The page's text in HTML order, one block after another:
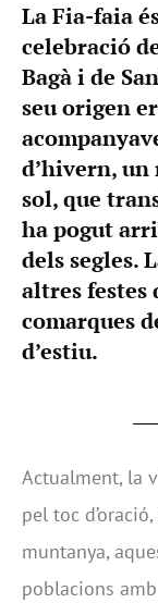
La Fia-faia
celebració
Bagà i de
seu origen
d’hivern,
sol, que
ha pogut
dels segles.
altres festes
comarques
d’estiu.
Actualment, la
pel toc
muntanya,
poblacions